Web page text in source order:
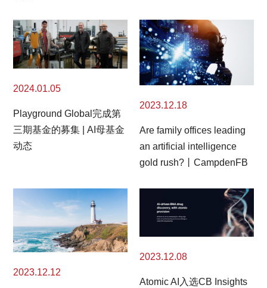
2024.01.05
Playground Global完成第
三期基金的募集 | AI母基金
动态
2023.12.18
Are family offices leading
an artificial intelligence
gold rush?丨CampdenFB
2023.12.12
2023.12.08
Atomic AI入选CB Insights